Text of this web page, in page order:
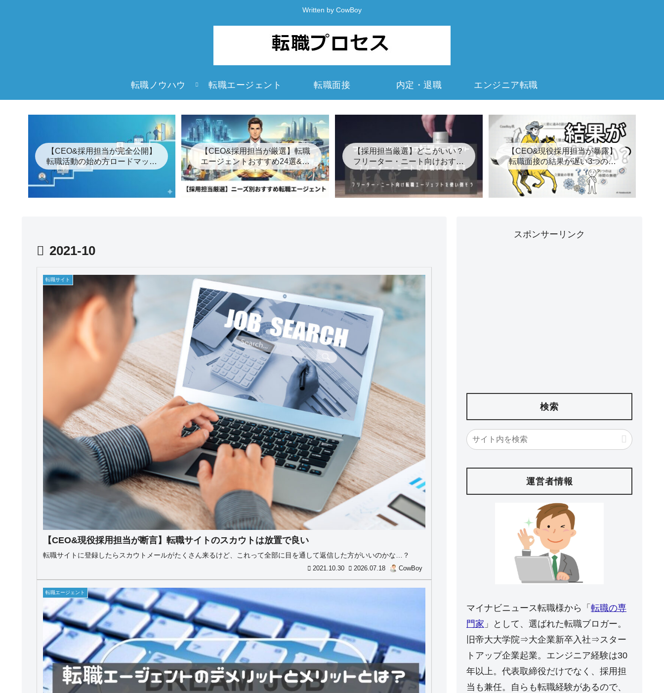
Written by CowBoy
転職ノウハウ 転職エージェント 転職面接 内定・退職 エンジニア転職
【CEO&採用担当が完全公開】
転職活動の始め方ロードマップ
「7つの簡単な手順」
【CEO&採用担当が厳選】転職
エージェントおすすめ24選&裏
事情【2026年最新】
【採用担当厳選】どこがいい？
フリーター・ニート向けおすす
め転職エージェント8選
【CEO&現役採用担当が暴露】
転職面接の結果が遅い3つの裏
事情とは？【キープ】
2021-10
転職サイト
【CEO&現役採用担当が断言】転職サイトのスカウトは放置で良い
転職サイトに登録したらスカウトメールがたくさん来るけど、これって全部に目を通して返信した方がいいのかな…？
2021.10.30 2026.07.18 CowBoy
転職エージェント
スポンサーリンク
検索
運営者情報
マイナビニュース転職様から「 転職の専
門家 」として、選ばれた転職ブロガー。
旧帝大大学院⇒大企業新卒入社⇒スター
トアップ企業起業。エンジニア経験は30
年以上。代表取締役だけでなく、採用担
当も兼任。自らも転職経験があるので、